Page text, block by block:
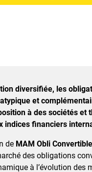
diversifiée, les
et
à des sociétés et
indices financiers
de MAM Obli
des obligations
à l’évolution des